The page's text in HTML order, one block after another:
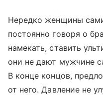
Нередко женщины
постоянно говоря о
намекать, ставить
они не дают мужчине
В конце концов,
от него. Давление не